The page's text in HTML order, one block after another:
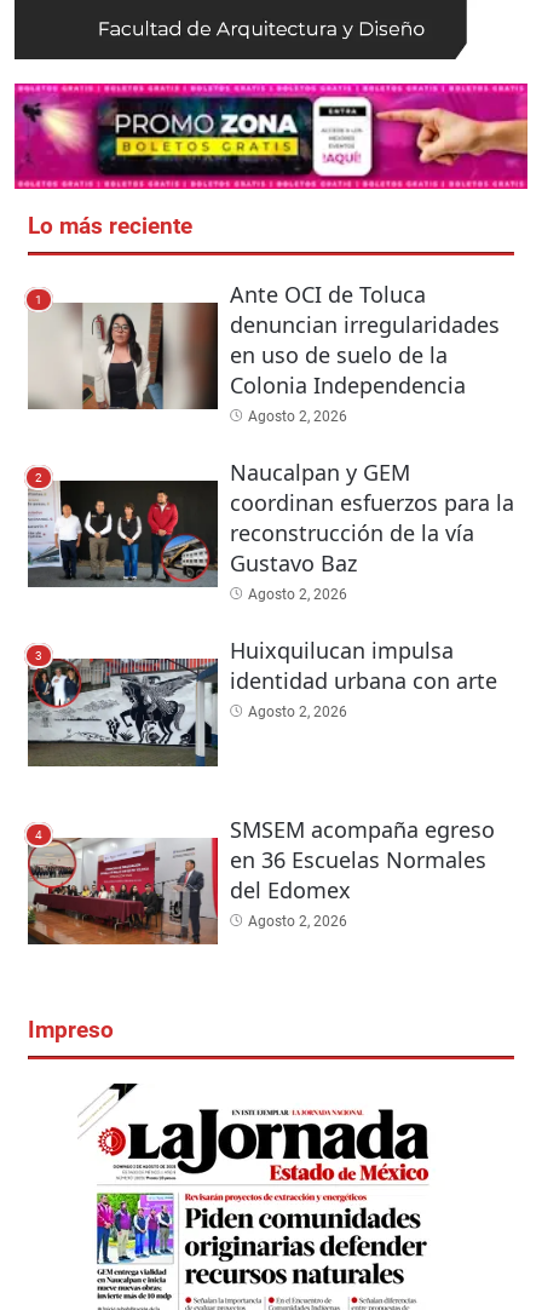
Lo más reciente
1
Ante OCI de Toluca
denuncian irregularidades
en uso de suelo de la
Colonia Independencia
Agosto 2, 2026
2
Naucalpan y GEM
coordinan esfuerzos para la
reconstrucción de la vía
Gustavo Baz
Agosto 2, 2026
3
Huixquilucan impulsa
identidad urbana con arte
Agosto 2, 2026
4
SMSEM acompaña egreso
en 36 Escuelas Normales
del Edomex
Agosto 2, 2026
Impreso